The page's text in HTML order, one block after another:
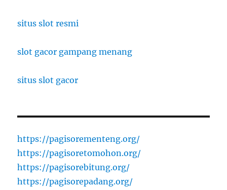
situs slot resmi
slot gacor gampang menang
situs slot gacor
https://pagisorementeng.org/
https://pagisoretomohon.org/
https://pagisorebitung.org/
https://pagisorepadang.org/